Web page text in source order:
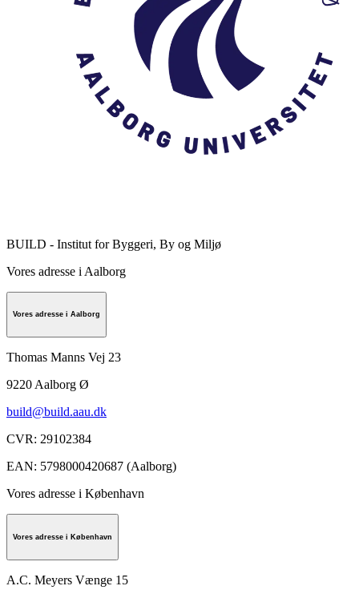
BUILD - Institut for Byggeri, By og Miljø
Vores adresse i Aalborg
Vores adresse i Aalborg
Thomas Manns Vej 23
9220 Aalborg Ø
build@build.aau.dk
CVR: 29102384
EAN: 5798000420687 (Aalborg)
Vores adresse i København
Vores adresse i København
A.C. Meyers Vænge 15